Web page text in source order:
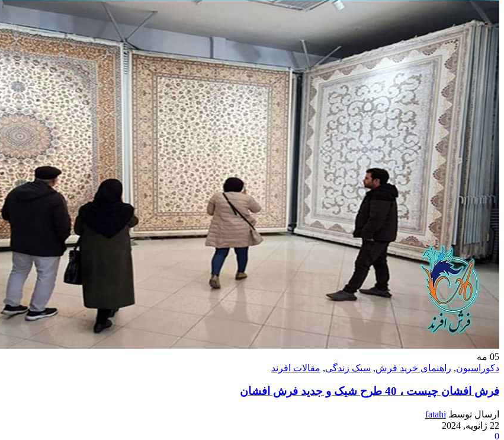
05 مه
دکوراسیون, راهنمای خرید فرش, سبک زندگی, مقالات افرند
فرش افشان چیست ، 40 طرح شیک و جدید فرش افشان
ارسال توسط fatahi
22 ژانویه, 2024
0